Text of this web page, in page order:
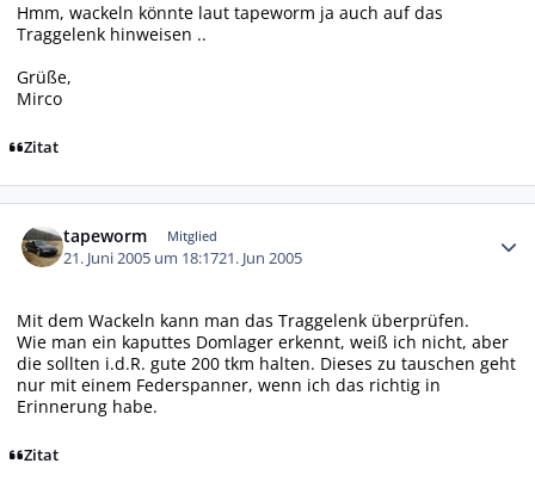
Hmm, wackeln könnte laut tapeworm ja auch auf das
Traggelenk hinweisen ..
Grüße,
Mirco
Zitat
tapeworm Mitglied
21. Juni 2005 um 18:1721. Jun 2005
Mit dem Wackeln kann man das Traggelenk überprüfen.
Wie man ein kaputtes Domlager erkennt, weiß ich nicht, aber
die sollten i.d.R. gute 200 tkm halten. Dieses zu tauschen geht
nur mit einem Federspanner, wenn ich das richtig in
Erinnerung habe.
Zitat